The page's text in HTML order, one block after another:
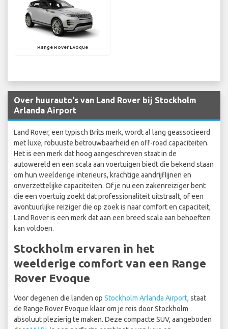
Range Rover Evoque
Over huurauto's van Land Rover bij Stockholm
Arlanda Airport
Land Rover, een typisch Brits merk, wordt al lang geassocieerd
met luxe, robuuste betrouwbaarheid en off-road capaciteiten.
Het is een merk dat hoog aangeschreven staat in de
autowereld en een scala aan voertuigen biedt die bekend staan
om hun weelderige interieurs, krachtige aandrijflijnen en
onverzettelijke capaciteiten. Of je nu een zakenreiziger bent
die een voertuig zoekt dat professionaliteit uitstraalt, of een
avontuurlijke reiziger die op zoek is naar comfort en capaciteit,
Land Rover is een merk dat aan een breed scala aan behoeften
kan voldoen.
Stockholm ervaren in het
weelderige comfort van een Range
Rover Evoque
Voor degenen die landen op Stockholm Arlanda Airport, staat
de Range Rover Evoque klaar om je reis door Stockholm
absoluut plezierig te maken. Deze compacte SUV, aangeboden